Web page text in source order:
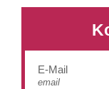
E-Mail
email